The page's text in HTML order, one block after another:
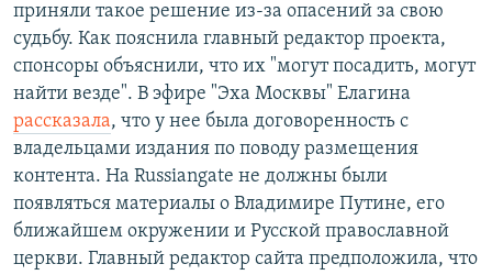
приняли такое решение из-за опасений за свою
судьбу. Как пояснила главный редактор проекта,
спонсоры объяснили, что их "могут посадить, могут
найти везде". В эфире "Эха Москвы" Елагина
рассказала, что у нее была договоренность с
владельцами издания по поводу размещения
контента. На Russiangate не должны были
появляться материалы о Владимире Путине, его
ближайшем окружении и Русской православной
церкви. Главный редактор сайта предположила, что